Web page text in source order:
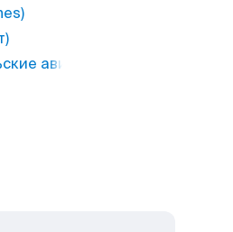
авиалинии)